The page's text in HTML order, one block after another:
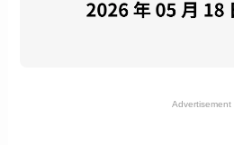
Advertisement